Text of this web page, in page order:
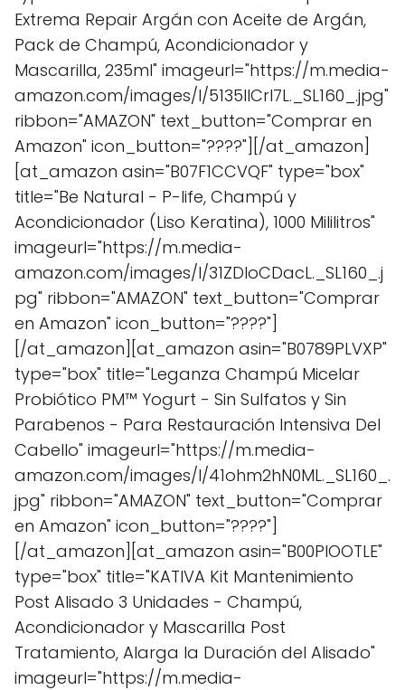
Extrema Repair Argán con Aceite de Argán,
Pack de Champú, Acondicionador y
Mascarilla, 235ml" imageurl="https://m.media-
amazon.com/images/I/5135lICrl7L._SL160_.jpg"
ribbon="AMAZON" text_button="Comprar en
Amazon" icon_button="????"][/at_amazon]
[at_amazon asin="B07F1CCVQF" type="box"
title="Be Natural - P-life, Champú y
Acondicionador (Liso Keratina), 1000 Mililitros"
imageurl="https://m.media-
amazon.com/images/I/31ZDloCDacL._SL160_.j
pg" ribbon="AMAZON" text_button="Comprar
en Amazon" icon_button="????"]
[/at_amazon][at_amazon asin="B0789PLVXP"
type="box" title="Leganza Champú Micelar
Probiótico PM™ Yogurt - Sin Sulfatos y Sin
Parabenos - Para Restauración Intensiva Del
Cabello" imageurl="https://m.media-
amazon.com/images/I/41ohm2hN0ML._SL160_.
jpg" ribbon="AMAZON" text_button="Comprar
en Amazon" icon_button="????"]
[/at_amazon][at_amazon asin="B00PIOOTLE"
type="box" title="KATIVA Kit Mantenimiento
Post Alisado 3 Unidades - Champú,
Acondicionador y Mascarilla Post
Tratamiento, Alarga la Duración del Alisado"
imageurl="https://m.media-